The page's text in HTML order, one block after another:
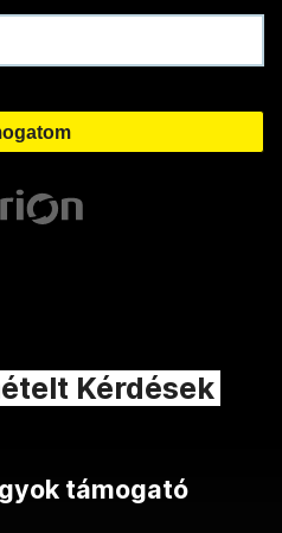
Kérdések
támogató